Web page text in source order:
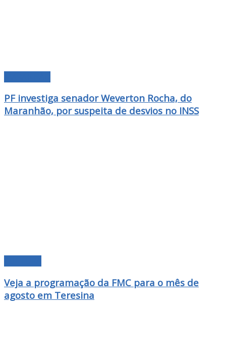
PF investiga senador Weverton Rocha, do
Maranhão, por suspeita de desvios no INSS
Veja a programação da FMC para o mês de
agosto em Teresina